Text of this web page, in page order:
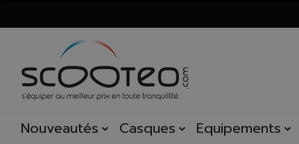
Nouveautés Casques Equipements